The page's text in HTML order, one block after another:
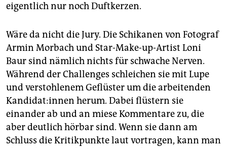
eigentlich nur noch Duftkerzen.
Wäre da nicht die Jury. Die Schikanen von Fotograf
Armin Morbach und Star-Make-up-Artist Loni
Baur sind nämlich nichts für schwache Nerven.
Während der Challenges schleichen sie mit Lupe
und verstohlenem Geflüster um die arbeitenden
Kan­di­da­t:in­nen herum. Dabei flüstern sie
einander ab und an miese Kommentare zu, die
aber deutlich hörbar sind. Wenn sie dann am
Schluss die Kritikpunkte laut vortragen, kann man